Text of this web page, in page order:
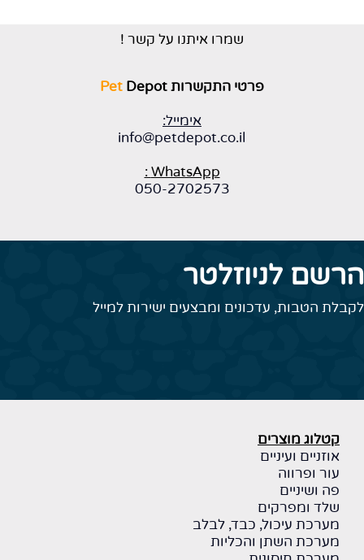
שמרו איתנו על קשר !
פרטי התקשרות Pet Depot
אימייל:
info@petdepot.co.il
WhatsApp :
050-2702573
הרשם לניוזלטר
לקבלת הטבות, עדכונים ומבצעים ישירות למייל
קטלוג מוצרים
אוזניים ועיניים
עור ופרווה
פה ושיניים
שלד ומפרקים
מערכת עיכול, כבד, לבלב
מערכת השתן והכליות